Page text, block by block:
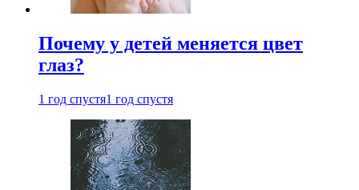
Почему у детей меняется цвет
глаз?
1 год спустя1 год спустя